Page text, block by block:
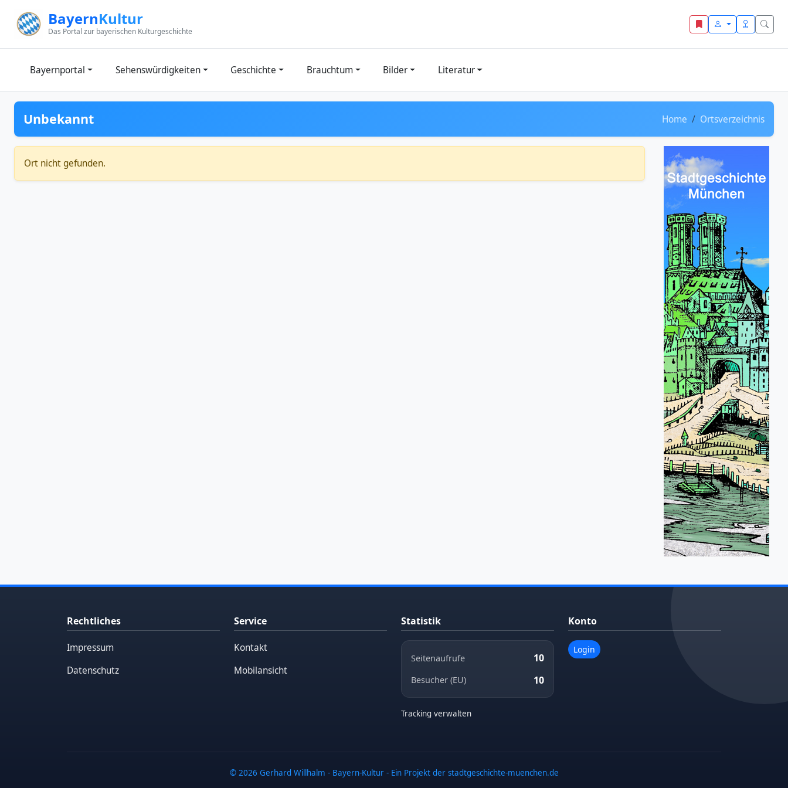
BayernKultur
Das Portal zur bayerischen Kulturgeschichte
Bayernportal Sehenswürdigkeiten Geschichte Brauchtum Bilder Literatur
Unbekannt Home Ortsverzeichnis
Ort nicht gefunden.
Rechtliches
Impressum
Datenschutz
Service
Kontakt
Mobilansicht
Statistik
Seitenaufrufe 10
Besucher (EU) 10
Tracking verwalten
Konto
Login
© 2026 Gerhard Willhalm - Bayern-Kultur - Ein Projekt der stadtgeschichte-muenchen.de